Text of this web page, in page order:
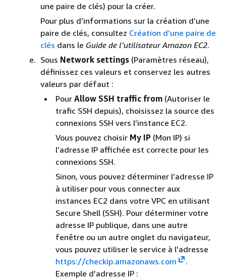
une paire de clés) pour la créer.
Pour plus d’informations sur la création d’une
paire de clés, consultez Création d’une paire de
clés dans le Guide de l’utilisateur Amazon EC2.
Sous Network settings (Paramètres réseau),
définissez ces valeurs et conservez les autres
valeurs par défaut :
Pour Allow SSH traffic from (Autoriser le
trafic SSH depuis), choisissez la source des
connexions SSH vers l’instance EC2.
Vous pouvez choisir My IP (Mon IP) si
l’adresse IP affichée est correcte pour les
connexions SSH.
Sinon, vous pouvez déterminer l’adresse IP
à utiliser pour vous connecter aux
instances EC2 dans votre VPC en utilisant
Secure Shell (SSH). Pour déterminer votre
adresse IP publique, dans une autre
fenêtre ou un autre onglet du navigateur,
vous pouvez utiliser le service à l'adresse
https://checkip.amazonaws.com
.
Exemple d’adresse IP :